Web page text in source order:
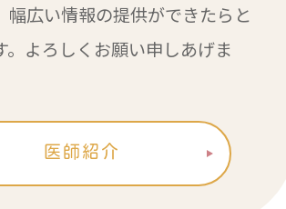
幅広い情報の提供ができたらと
。よろしくお願い申しあげま
医師紹介